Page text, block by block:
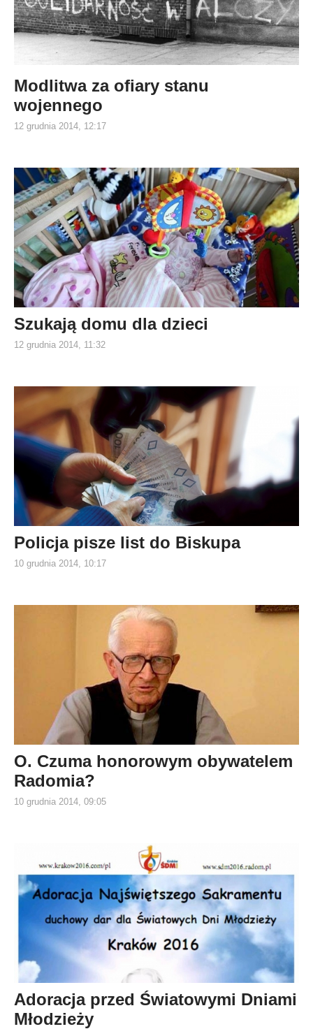
Modlitwa za ofiary stanu
wojennego
12 grudnia 2014, 12:17
Szukają domu dla dzieci
12 grudnia 2014, 11:32
Policja pisze list do Biskupa
10 grudnia 2014, 10:17
O. Czuma honorowym obywatelem
Radomia?
10 grudnia 2014, 09:05
Adoracja przed Światowymi Dniami
Młodzieży